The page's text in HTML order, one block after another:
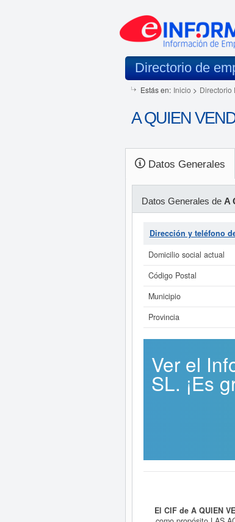
Directorio de
Estás en: Inicio > Directorio
A QUIEN
Datos Generales
Datos Generales de A
Dirección y teléfono
Domicilio social actual
Código Postal
Municipio
Provincia
Ver el
SL. ¡Es
El CIF de A QUIEN